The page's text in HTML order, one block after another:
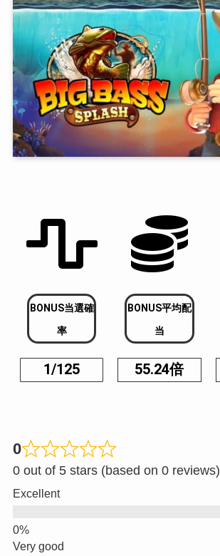
BONUS当選確
率
1/125
BONUS平均配
当
55.24倍
0
0 out of 5 stars (based on 0 reviews)
Excellent
Very good